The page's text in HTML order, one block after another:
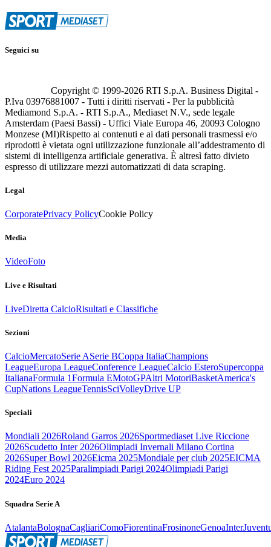
Seguici su
Copyright © 1999-2026 RTI S.p.A. Business Digital -
P.Iva 03976881007 - Tutti i diritti riservati - Per la pubblicità
Mediamond S.p.A. - RTI S.p.A., Mediaset N.V., sede legale
Amsterdam (Paesi Bassi) - Uffici Viale Europa 46, 20093 Cologno
Monzese (MI)Rispetto ai contenuti e ai dati personali trasmessi e/o
riprodotti è vietata ogni utilizzazione funzionale all’addestramento di
sistemi di intelligenza artificiale generativa. È altresì fatto divieto
espresso di utilizzare mezzi automatizzati di data scraping.
Legal
CorporatePrivacy PolicyCookie Policy
Media
VideoFoto
Live e Risultati
LiveDiretta CalcioRisultati e Classifiche
Sezioni
CalcioMercatoSerie ASerie BCoppa ItaliaChampions
LeagueEuropa LeagueConference LeagueCalcio EsteroSupercoppa
ItalianaFormula 1Formula EMotoGPAltri MotoriBasketAmerica's
CupNations LeagueTennisSciVolleyDrive UP
Speciali
Mondiali 2026Roland Garros 2026Sportmediaset Live Riccione
2026Scudetto Inter 2026Olimpiadi Invernali Milano Cortina
2026Super Bowl 2026Eicma 2025Mondiale per club 2025EICMA
Riding Fest 2025Paralimpiadi Parigi 2024Olimpiadi Parigi
2024Euro 2024
Squadra Serie A
AtalantaBolognaCagliariComoFiorentinaFrosinoneGenoaInter